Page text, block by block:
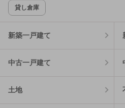
貸し倉庫
新築一戸建て
中古一戸建て
土地